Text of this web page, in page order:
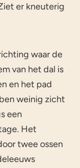
er kneuterig
waar de
van het dal is
en het pad
weinig zicht
een
Het
twee ossen